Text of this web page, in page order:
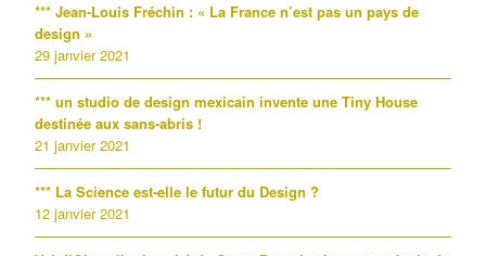
*** Jean-Louis Fréchin : « La France n’est pas un pays de
design »
29 janvier 2021
*** un studio de design mexicain invente une Tiny House
destinée aux sans-abris !
21 janvier 2021
*** La Science est-elle le futur du Design ?
12 janvier 2021